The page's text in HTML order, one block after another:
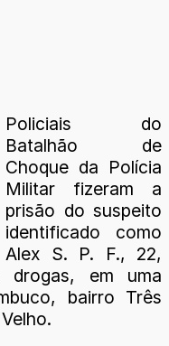
Policiais do
Batalhão de
Choque da Polícia
Militar fizeram a
prisão do suspeito
identificado como
Alex S. P. F., 22,
em uma
bairro Três